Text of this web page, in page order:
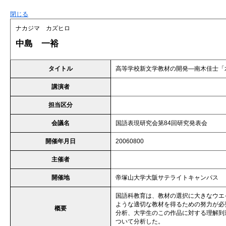
閉じる
ナカジマ カズヒロ
中島 一裕
タイトル 高等学校新文学教材の開発―南木佳士
講演者
担当区分
会議名 国語表現研究会第84回研究発表会
開催年月日 20060800
主催者
開催地 帝塚山大学大阪サテライトキャンパス
概要
国語科教育は、教材の選択に大きなウ
ような適切な教材を得るための努力が
分析、大学生のこの作品に対する理解
ついて分析した。